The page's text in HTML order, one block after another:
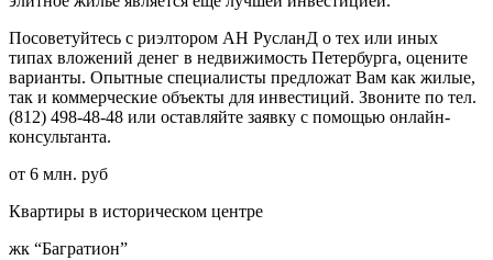
Посоветуйтесь с риэлтором АН РусланД о тех или иных
типах вложений денег в недвижимость Петербурга, оцените
варианты. Опытные специалисты предложат Вам как жилые,
так и коммерческие объекты для инвестиций. Звоните по тел.
(812) 498-48-48 или оставляйте заявку с помощью онлайн-
консультанта.
от 6 млн. руб
Квартиры в историческом центре
жк “Багратион”